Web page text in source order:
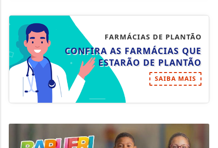
FARMÁCIAS DE PLANTÃO
CONFIRA AS FARMÁCIAS QUE
ESTARÃO DE PLANTÃO
SAIBA MAIS